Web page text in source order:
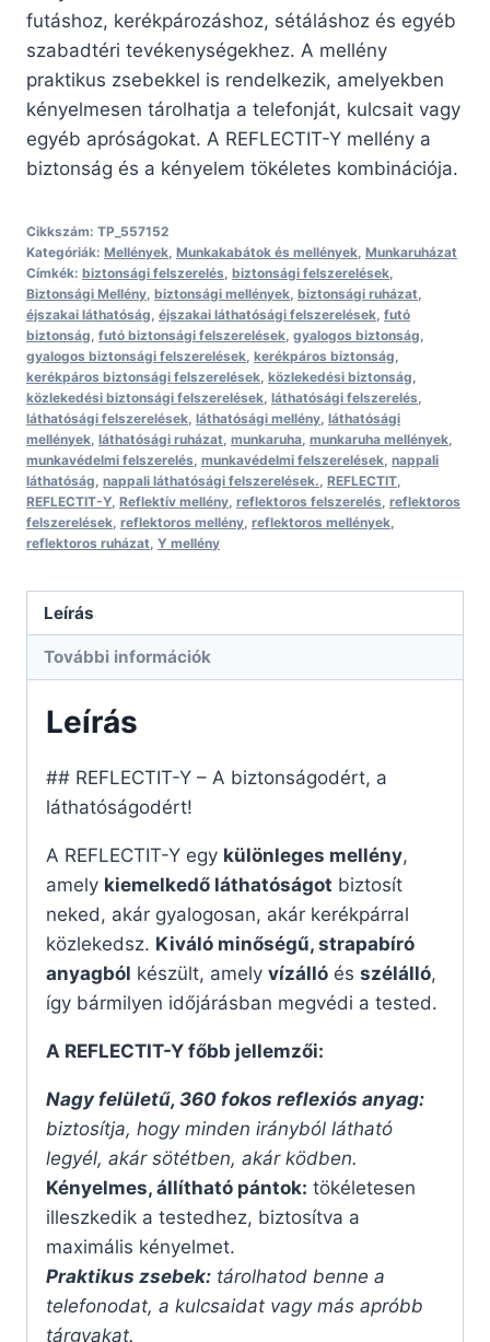
futáshoz, kerékpározáshoz, sétáláshoz és egyéb
szabadtéri tevékenységekhez. A mellény
praktikus zsebekkel is rendelkezik, amelyekben
kényelmesen tárolhatja a telefonját, kulcsait vagy
egyéb apróságokat. A REFLECTIT-Y mellény a
biztonság és a kényelem tökéletes kombinációja.
Cikkszám: TP_557152
Kategóriák: Mellények, Munkakabátok és mellények, Munkaruházat
Címkék: biztonsági felszerelés, biztonsági felszerelések,
Biztonsági Mellény, biztonsági mellények, biztonsági ruházat,
éjszakai láthatóság, éjszakai láthatósági felszerelések, futó
biztonság, futó biztonsági felszerelések, gyalogos biztonság,
gyalogos biztonsági felszerelések, kerékpáros biztonság,
kerékpáros biztonsági felszerelések, közlekedési biztonság,
közlekedési biztonsági felszerelések, láthatósági felszerelés,
láthatósági felszerelések, láthatósági mellény, láthatósági
mellények, láthatósági ruházat, munkaruha, munkaruha mellények,
munkavédelmi felszerelés, munkavédelmi felszerelések, nappali
láthatóság, nappali láthatósági felszerelések., REFLECTIT,
REFLECTIT-Y, Reflektív mellény, reflektoros felszerelés, reflektoros
felszerelések, reflektoros mellény, reflektoros mellények,
reflektoros ruházat, Y mellény
Leírás
További információk
Leírás
## REFLECTIT-Y – A biztonságodért, a
láthatóságodért!
A REFLECTIT-Y egy különleges mellény,
amely kiemelkedő láthatóságot biztosít
neked, akár gyalogosan, akár kerékpárral
közlekedsz. Kiváló minőségű, strapabíró
anyagból készült, amely vízálló és szélálló,
így bármilyen időjárásban megvédi a tested.
A REFLECTIT-Y főbb jellemzői:
Nagy felületű, 360 fokos reflexiós anyag:
biztosítja, hogy minden irányból látható
legyél, akár sötétben, akár ködben.
Kényelmes, állítható pántok: tökéletesen
illeszkedik a testedhez, biztosítva a
maximális kényelmet.
Praktikus zsebek: tárolhatod benne a
telefonodat, a kulcsaidat vagy más apróbb
tárgyakat.